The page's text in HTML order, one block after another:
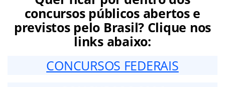
concursos públicos abertos e
previstos pelo Brasil? Clique nos
links abaixo:
CONCURSOS FEDERAIS